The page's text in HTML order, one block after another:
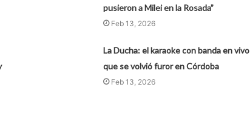
pusieron a Milei en la Rosada”
Feb 13, 2026
La Ducha: el karaoke con banda en vivo
que se volvió furor en Córdoba
Feb 13, 2026